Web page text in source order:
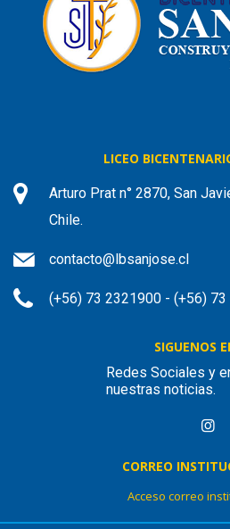
LICEO
Arturo Prat n° 2870, San
Chile.
contacto@lbsanjose.cl
(+56) 73 2321900 - (+56)
SIGUENOS
Redes Sociales y
nuestras noticias.
CORREO
Acceso correo